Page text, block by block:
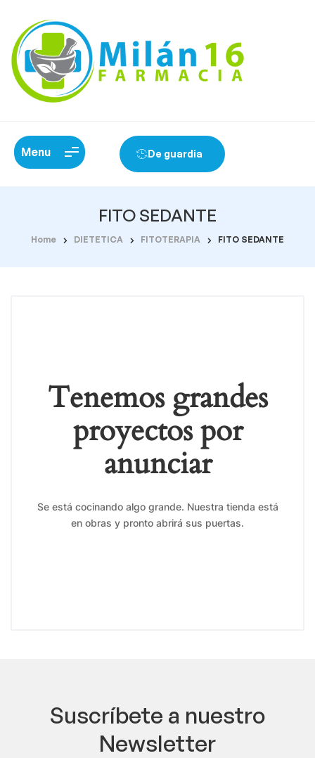
Menu De guardia
FITO SEDANTE
Home DIETETICA FITOTERAPIA FITO SEDANTE
Tenemos grandes
proyectos por
anunciar
Se está cocinando algo grande. Nuestra tienda está
en obras y pronto abrirá sus puertas.
Suscríbete a nuestro
Newsletter